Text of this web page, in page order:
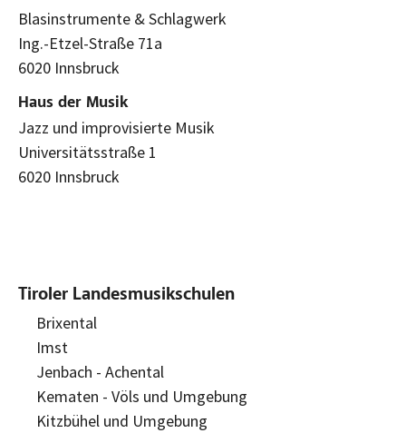
Blasinstrumente & Schlagwerk
Ing.-Etzel-Straße 71a
6020 Innsbruck
Haus der Musik
Jazz und improvisierte Musik
Universitätsstraße 1
6020 Innsbruck
Tiroler Landesmusikschulen
Brixental
Imst
Jenbach - Achental
Kematen - Völs und Umgebung
Kitzbühel und Umgebung